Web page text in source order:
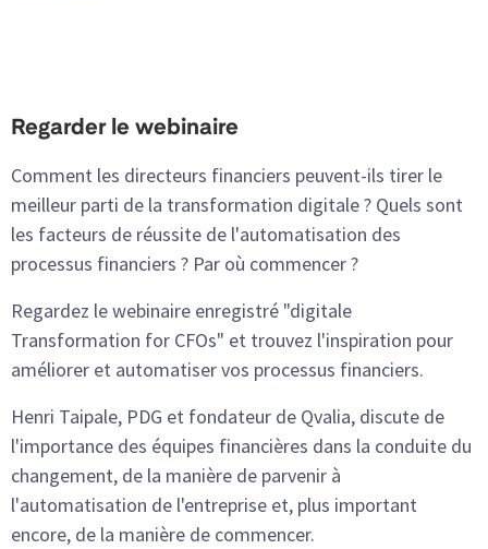
Regarder le webinaire
Comment les directeurs financiers peuvent-ils tirer le
meilleur parti de la transformation digitale ? Quels sont
les facteurs de réussite de l'automatisation des
processus financiers ? Par où commencer ?
Regardez le webinaire enregistré "digitale
Transformation for CFOs" et trouvez l'inspiration pour
améliorer et automatiser vos processus financiers.
Henri Taipale, PDG et fondateur de Qvalia, discute de
l'importance des équipes financières dans la conduite du
changement, de la manière de parvenir à
l'automatisation de l'entreprise et, plus important
encore, de la manière de commencer.